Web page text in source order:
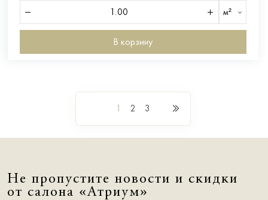
м²
В корзину
1 2 3
Не пропустите новости и скидки
от салона «Атриум»